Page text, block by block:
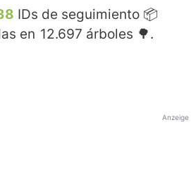
IDs de seguimiento 📦
en 12.697 árboles 🌳.
Anzeige